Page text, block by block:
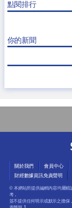
點閱排行
你的新聞
關於我們 會員中心
財經數據資訊免責聲明
© 本網站所提供編輯內容均屬精
考，
並不提供任何明示或默示之擔保